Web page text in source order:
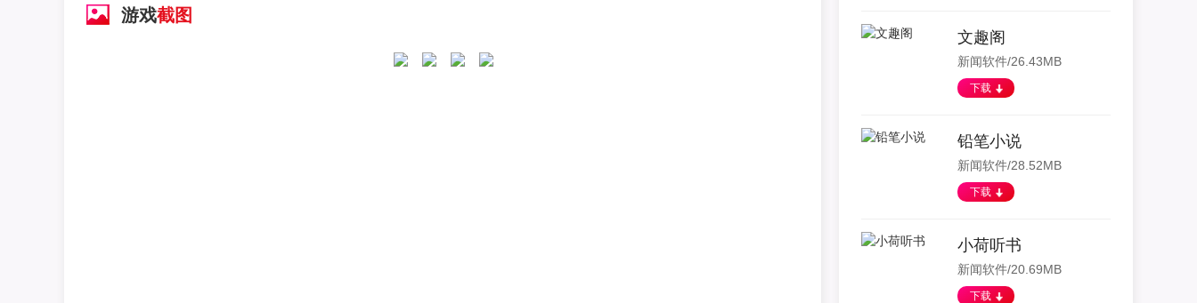
游戏截图
文趣阁
新闻软件/26.43MB
下载
铅笔小说
新闻软件/28.52MB
下载
小荷听书
新闻软件/20.69MB
下载